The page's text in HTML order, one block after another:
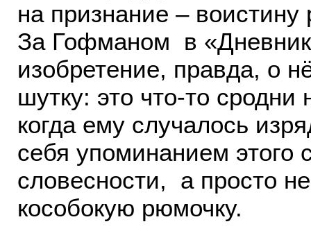
на признание –
За Гофманом в
изобретение, правда, о
шутку: это что-то
когда ему случалось
себя упоминанием
словесности, а просто
кособокую рюмочку.